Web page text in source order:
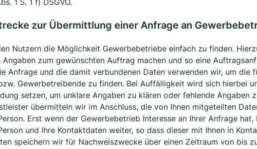
1 S. 1 f) DSGVO.
zur Übermittlung einer Anfrage an
Nutzern die Möglichkeit Gewerbebetriebe einfach zu finden.
zum gewünschten Auftrag machen und so eine
Anfrage und die damit verbundenen Daten verwenden wir, um die
Gewerbetreibende zu finden. Bei Auffälligkeit wird sich hierbei
setzen, um unklare Angaben zu klären oder fehlende Angaben
übermitteln wir im Anschluss, die von Ihnen mitgeteilten
Erst wenn der Gewerbebetrieb Interesse an Ihrer Anfrage hat,
und Ihre Kontaktdaten weiter, so dass dieser mit Ihnen in
speichern wir für Nachweiszwecke über einen Zeitraum von bis